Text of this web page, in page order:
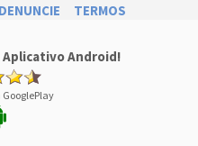
DENUNCIE TERMOS
Android!